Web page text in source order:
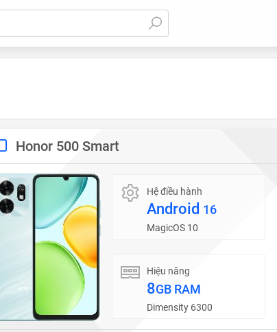
Honor 500 Smart
Hệ điều hành
Android 16
MagicOS 10
Hiệu năng
8GB RAM
Dimensity 6300